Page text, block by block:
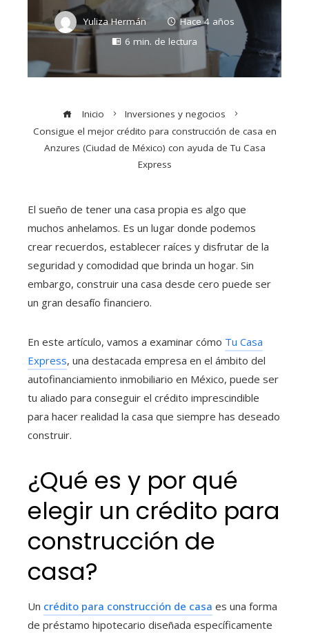
Yuliza Hermán
Hace 4 años
6 min. de lectura
Inicio
Inversiones y negocios
Consigue el mejor crédito para construcción de casa en
Anzures (Ciudad de México) con ayuda de Tu Casa
Express
El sueño de tener una casa propia es algo que
muchos anhelamos. Es un lugar donde podemos
crear recuerdos, establecer raíces y disfrutar de la
seguridad y comodidad que brinda un hogar. Sin
embargo, construir una casa desde cero puede ser
un gran desafío financiero.
En este artículo, vamos a examinar cómo Tu Casa
Express, una destacada empresa en el ámbito del
autofinanciamiento inmobiliario en México, puede ser
tu aliado para conseguir el crédito imprescindible
para hacer realidad la casa que siempre has deseado
construir.
¿Qué es y por qué
elegir un crédito para
construcción de
casa?
Un crédito para construcción de casa es una forma
de préstamo hipotecario diseñada específicamente